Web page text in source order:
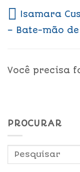
Isamara
– Bate-mão de
Você precisa
PROCURAR